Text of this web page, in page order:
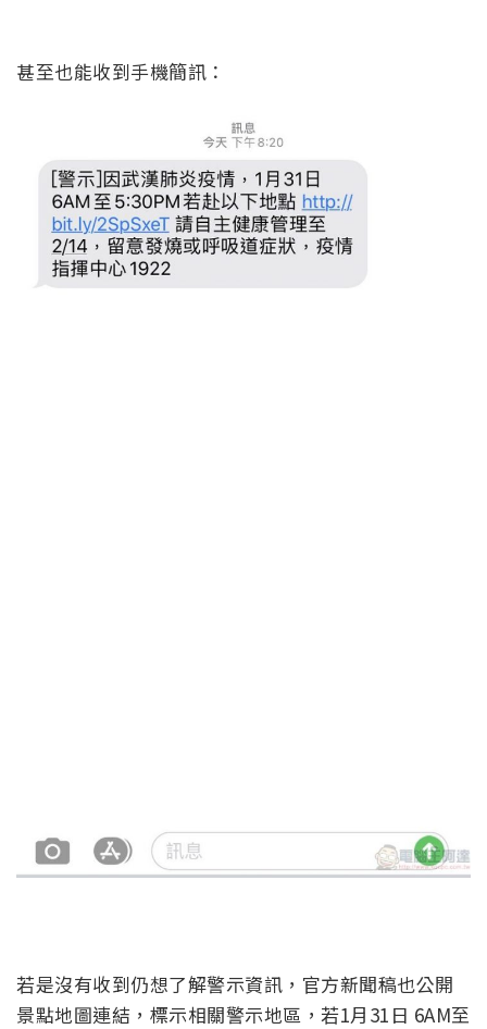
甚至也能收到手機簡訊：
若是沒有收到仍想了解警示資訊，官方新聞稿也公開
景點地圖連結，標示相關警示地區，若1月31日 6AM至